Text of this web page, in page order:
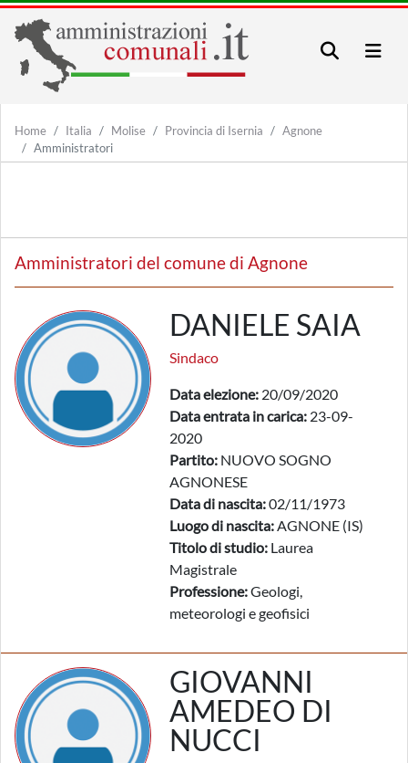
Home Italia Molise Provincia di Isernia
Agnone
Amministratori
Amministratori del comune di Agnone
DANIELE SAIA
Sindaco
Data elezione: 20/09/2020
Data entrata in carica: 23-09-
2020
Partito: NUOVO SOGNO
AGNONESE
Data di nascita:02/11/1973
Luogo di nascita:AGNONE (IS)
Titolo di studio: Laurea
Magistrale
Professione:Geologi,
meteorologi e geofisici
GIOVANNI
AMEDEO DI
NUCCI